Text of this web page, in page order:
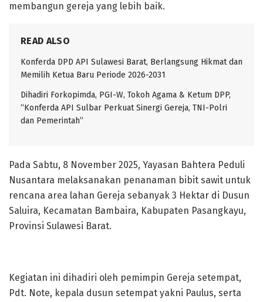
membangun gereja yang lebih baik.
READ ALSO
Konferda DPD API Sulawesi Barat, Berlangsung Hikmat dan
Memilih Ketua Baru Periode 2026-2031
Dihadiri Forkopimda, PGI-W, Tokoh Agama & Ketum DPP,
“Konferda API Sulbar Perkuat Sinergi Gereja, TNI-Polri
dan Pemerintah”
Pada Sabtu, 8 November 2025, Yayasan Bahtera Peduli
Nusantara melaksanakan penanaman bibit sawit untuk
rencana area lahan Gereja sebanyak 3 Hektar di Dusun
Saluira, Kecamatan Bambaira, Kabupaten Pasangkayu,
Provinsi Sulawesi Barat.
Kegiatan ini dihadiri oleh pemimpin Gereja setempat,
Pdt. Note, kepala dusun setempat yakni Paulus, serta